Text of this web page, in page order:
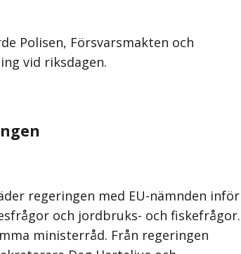
Polisen, Försvarsmakten och
vid riksdagen.
regeringen med EU-nämnden inför
och jordbruks- och fiskefrågor.
ministerråd. Från regeringen